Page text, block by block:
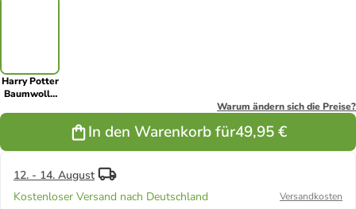
Harry Potter
Baumwolle
Kissenbezüge
Warum ändern sich die Preise?
In den Warenkorb für49,95 €
12. - 14. August
Kostenloser Versand nach Deutschland
Versandkosten